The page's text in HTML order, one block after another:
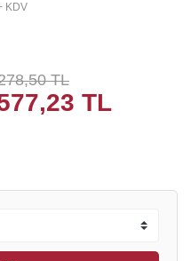
KDV
TL
TL